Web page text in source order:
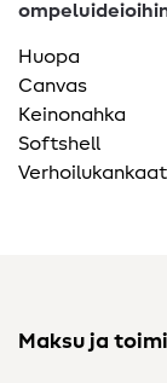
Huopa
Canvas
Keinonahka
Softshell
Verhoilukankaat
Maksu ja